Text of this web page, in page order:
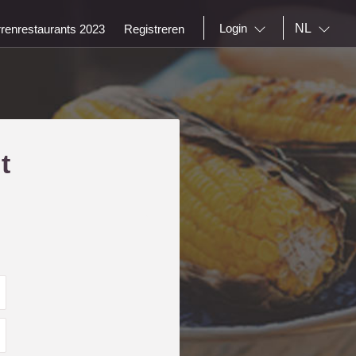
2023 Registreren Login NL